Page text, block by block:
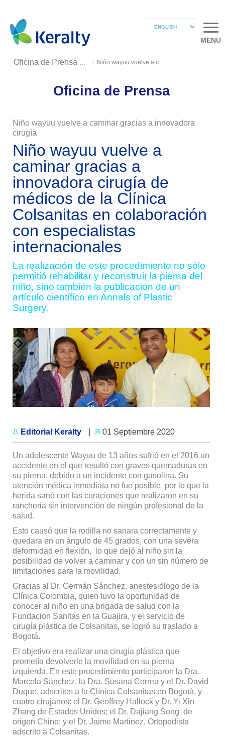
MENU
Oficina de Prensa 2020 Niño wayuu vuelve a caminar
Oficina de Prensa
Niño wayuu vuelve a caminar gracias a innovadora
cirugía
Niño wayuu vuelve a
caminar gracias a
innovadora cirugía de
médicos de la Clínica
Colsanitas en colaboración
con especialistas
internacionales
La realización de este procedimiento no sólo
permitió rehabilitar y reconstruir la pierna del
niño, sino también la publicación de un
artículo científico en Annals of Plastic
Surgery.
Editorial Keralty 01 Septiembre 2020
Un adolescente Wayuu de 13 años sufrió en el 2016 un
accidente en el que resultó con graves quemaduras en
su pierna, debido a un incidente con gasolina. Su
atención médica inmediata no fue posible, por lo que la
herida sanó con las curaciones que realizaron en su
rancheria sin intervención de ningún profesional de la
salud.
Esto causó que la rodilla no sanara correctamente y
quedara en un ángulo de 45 grados, con una severa
deformidad en flexión, lo que dejó al niño sin la
posibilidad de volver a caminar y con un sin número de
limitaciones para la movilidad.
Gracias al Dr. Germán Sánchez, anestesiólogo de la
Clínica Colombia, quien tuvo la oportunidad de
conocer al niño en una brigada de salud con la
Fundacion Sanitas en la Guajira, y el servicio de
cirugía plástica de Colsanitas, se logró su traslado a
Bogotá.
El objetivo era realizar una cirugía plástica que
prometía devolverle la movilidad en su pierna
izquierda. En este procedimiento participaron la Dra.
Marcela Sánchez, la Dra. Susana Correa y el Dr. David
Duque, adscritos a la Clínica Colsanitas en Bogotá, y
cuatro cirujanos: el Dr. Geoffrey Hallock y Dr. Yi Xin
Zhang de Estados Unidos; el Dr. Dajiang Song de
origen Chino; y el Dr. Jaime Martinez, Ortopedista
adscrito a Colsanitas.